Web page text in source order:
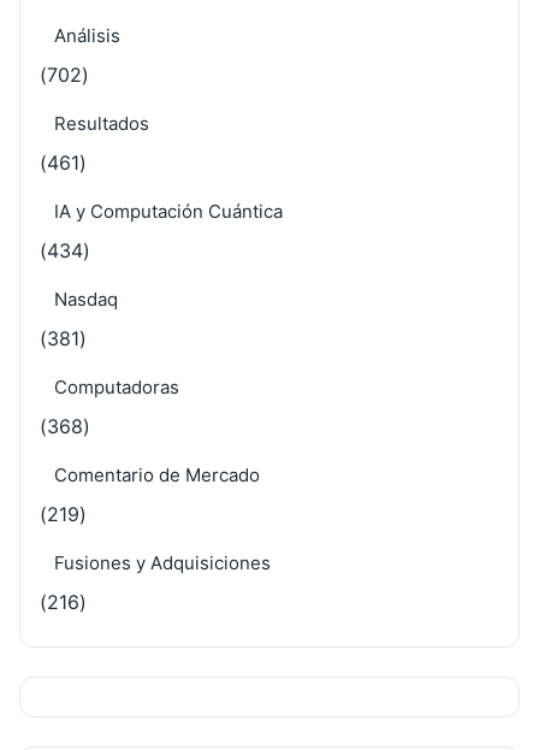
Análisis
(702)
Resultados
(461)
IA y Computación Cuántica
(434)
Nasdaq
(381)
Computadoras
(368)
Comentario de Mercado
(219)
Fusiones y Adquisiciones
(216)